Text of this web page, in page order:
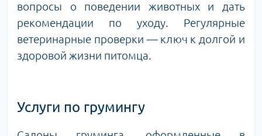
вопросы о поведении животных и дать
рекомендации по уходу. Регулярные
ветеринарные проверки — ключ к долгой и
здоровой жизни питомца.
Услуги по грумингу